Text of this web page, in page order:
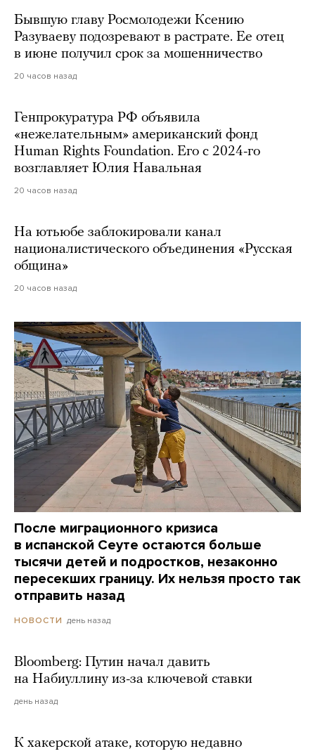
Бывшую главу Росмолодежи Ксению
Разуваеву подозревают в растрате. Ее отец
в июне получил срок за мошенничество
20 часов назад
Генпрокуратура РФ объявила
«нежелательным» американский фонд
Human Rights Foundation. Его с 2024-го
возглавляет Юлия Навальная
20 часов назад
На ютьюбе заблокировали канал
националистического объединения «Русская
община»
20 часов назад
После миграционного кризиса
в испанской Сеуте остаются больше
тысячи детей и подростков, незаконно
пересекших границу. Их нельзя просто так
отправить назад
НОВОСТИ день назад
Bloomberg: Путин начал давить
на Набиуллину из-за ключевой ставки
день назад
К хакерской атаке, которую недавно